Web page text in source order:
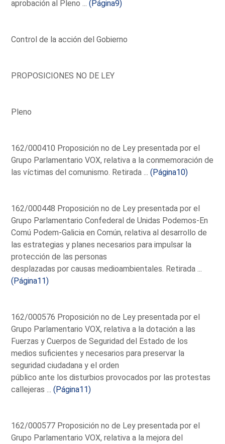
aprobación al Pleno ...(Página9)
Control de la acción del Gobierno
PROPOSICIONES NO DE LEY
Pleno
162/000410 Proposición no de Ley presentada por el
Grupo Parlamentario VOX, relativa a la conmemoración de
las víctimas del comunismo. Retirada ...(Página10)
162/000448 Proposición no de Ley presentada por el
Grupo Parlamentario Confederal de Unidas Podemos-En
Comú Podem-Galicia en Común, relativa al desarrollo de
las estrategias y planes necesarios para impulsar la
protección de las personas
desplazadas por causas medioambientales. Retirada ...
(Página11)
162/000576 Proposición no de Ley presentada por el
Grupo Parlamentario VOX, relativa a la dotación a las
Fuerzas y Cuerpos de Seguridad del Estado de los
medios suficientes y necesarios para preservar la
seguridad ciudadana y el orden
público ante los disturbios provocados por las protestas
callejeras ...(Página11)
162/000577 Proposición no de Ley presentada por el
Grupo Parlamentario VOX, relativa a la mejora del